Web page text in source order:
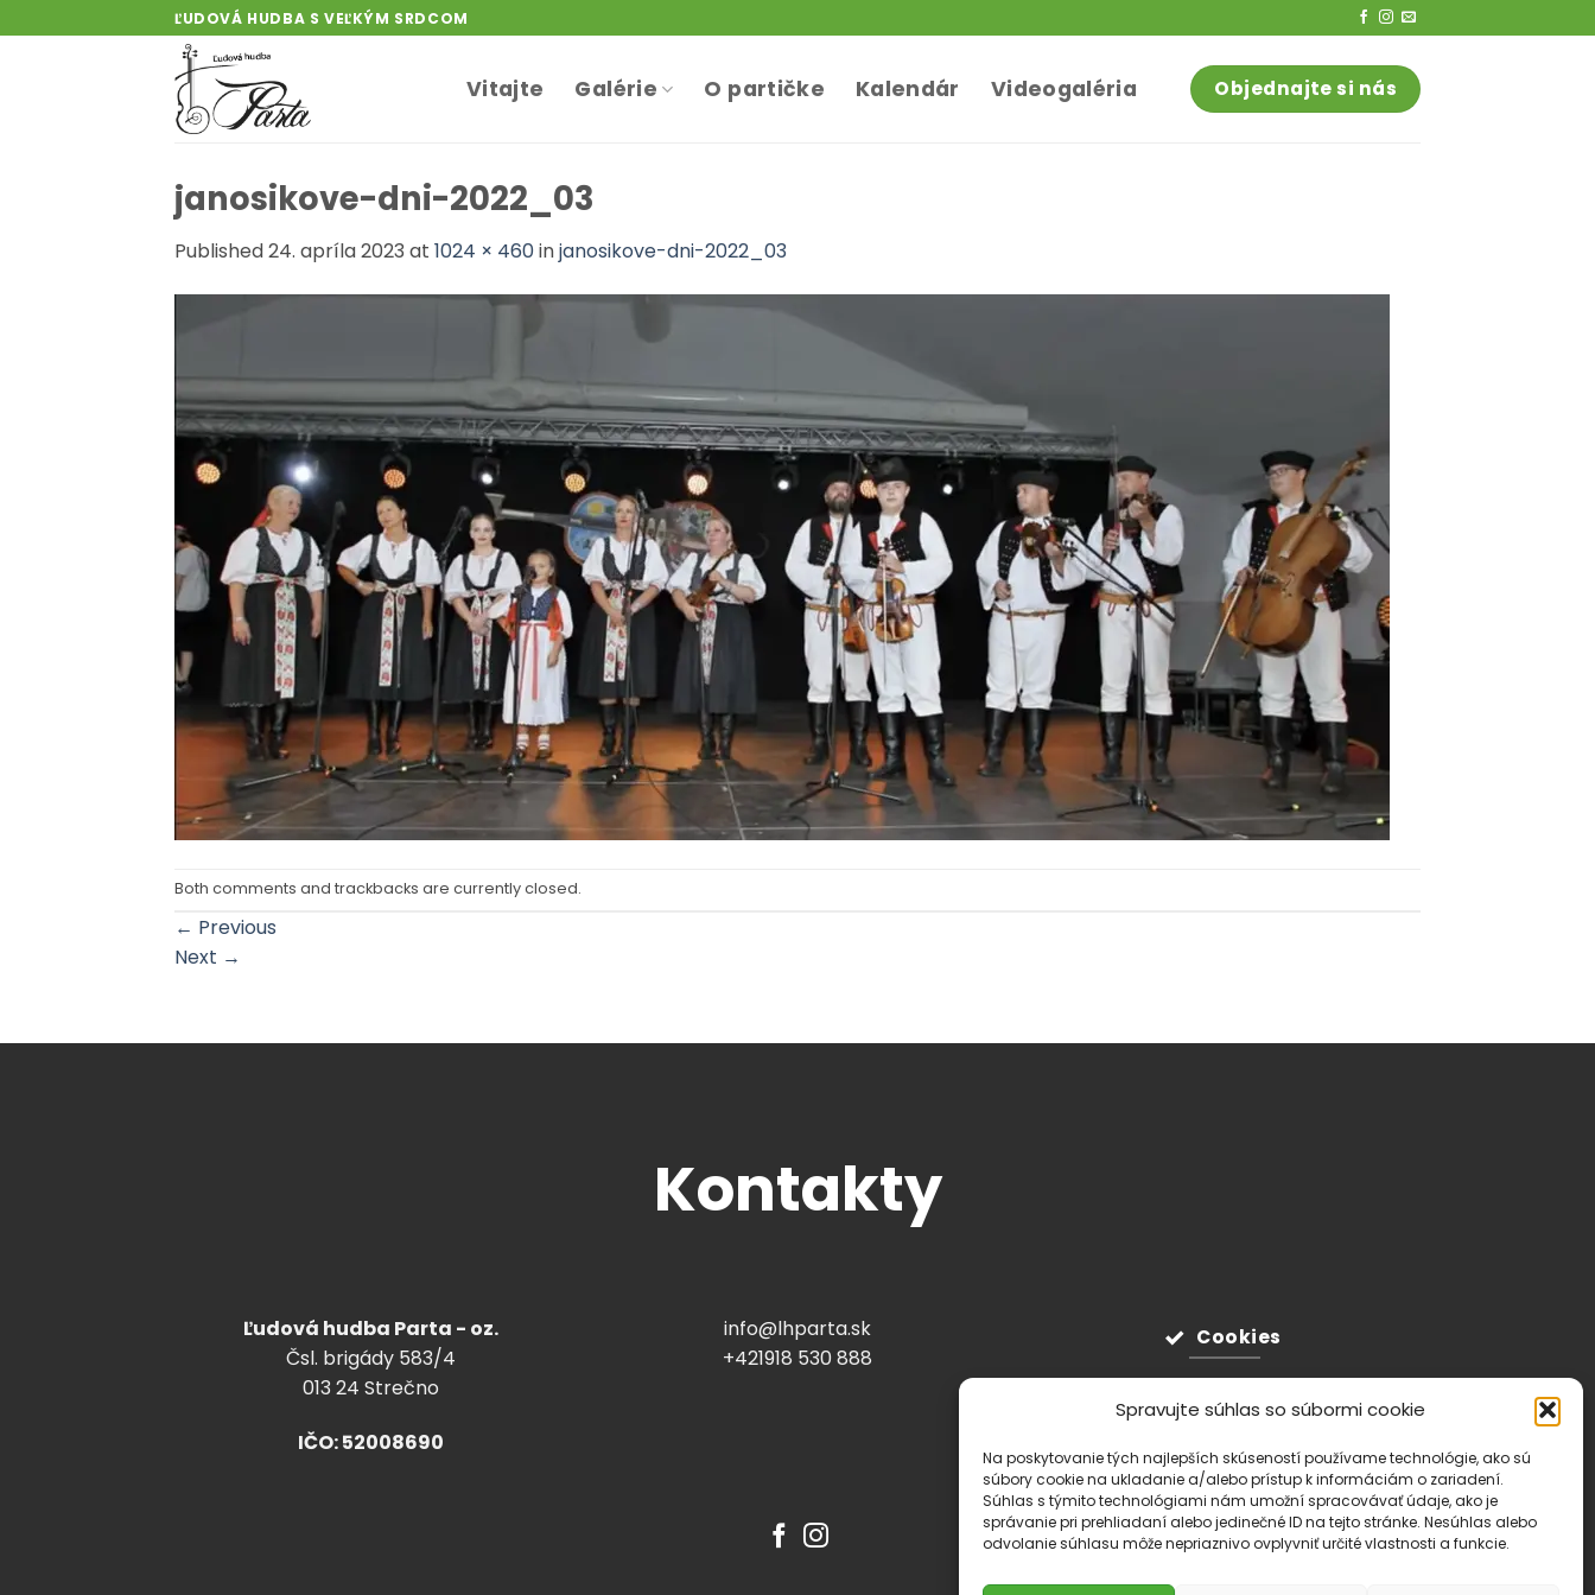
Spravujte súhlas so súbormi cookie
Na poskytovanie tých najlepších skúseností používame technológie, ako sú
súbory cookie na ukladanie a/alebo prístup k informáciám o zariadení.
Súhlas s týmito technológiami nám umožní spracovávať údaje, ako je
správanie pri prehliadaní alebo jedinečné ID na tejto stránke. Nesúhlas alebo
odvolanie súhlasu môže nepriaznivo ovplyvniť určité vlastnosti a funkcie.
to
ĽUDOVÁ HUDBA S VEĽKÝM SRDCOM
Vitajte Galérie O partičke Kalendár Videogaléria Objednajte si nás
janosikove-dni-2022_03
Published24. apríla 2023 at 1024 × 460injanosikove-dni-2022_03
Both comments and trackbacks are currently closed.
← Previous
Next →
Kontakty
Ľudová hudba Parta - oz.
Čsl. brigády 583/4
013 24 Strečno
IČO: 52008690
info@lhparta.sk
+421918 530 888
Cookies